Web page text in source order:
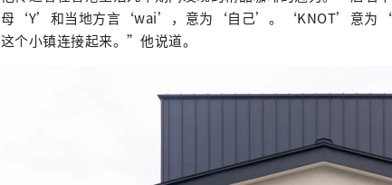
母‘Y’和当地方言‘wai’，意为‘自己’。‘KNOT’意为‘
这个小镇连接起来。”他说道。